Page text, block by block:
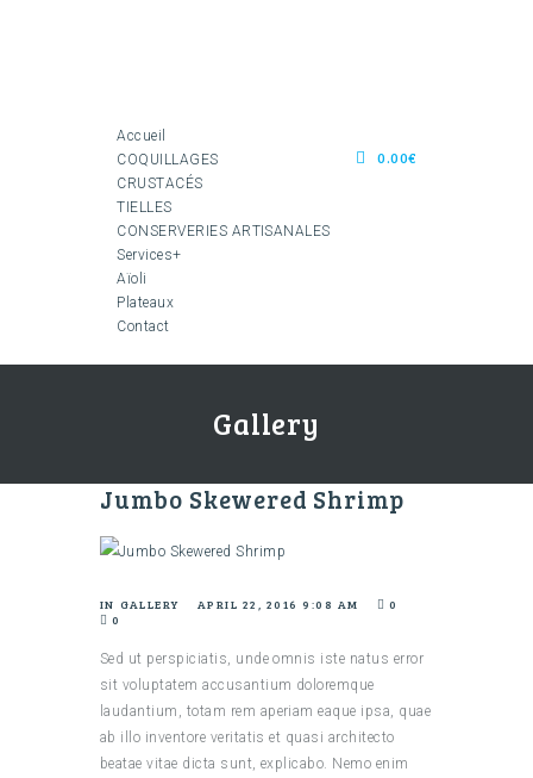
Accueil
COQUILLAGES
CRUSTACÉS
TIELLES
CONSERVERIES ARTISANALES
Services+
Aïoli
Plateaux
Contact
0.00€
Gallery
Jumbo Skewered Shrimp
IN GALLERY APRIL 22, 2016 9:08 AM
0
0
Sed ut perspiciatis, unde omnis iste natus error
sit voluptatem accusantium doloremque
laudantium, totam rem aperiam eaque ipsa, quae
ab illo inventore veritatis et quasi architecto
beatae vitae dicta sunt, explicabo. Nemo enim